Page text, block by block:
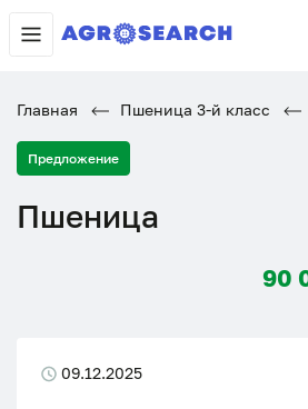
Главная Пшеница 3-й класс
Предложение
Пшеница
09.12.2025